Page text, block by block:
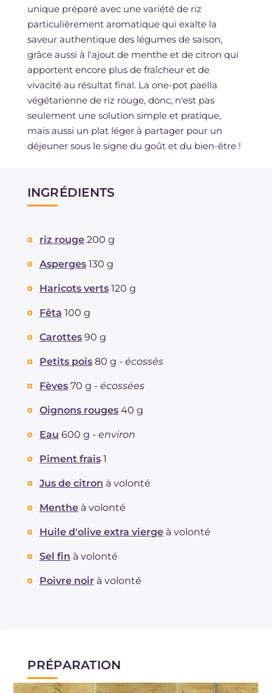
unique préparé avec une variété de riz
particulièrement aromatique qui exalte la
saveur authentique des légumes de saison,
grâce aussi à l'ajout de menthe et de citron qui
apportent encore plus de fraîcheur et de
vivacité au résultat final. La one-pot paella
végétarienne de riz rouge, donc, n'est pas
seulement une solution simple et pratique,
mais aussi un plat léger à partager pour un
déjeuner sous le signe du goût et du bien-être !
INGRÉDIENTS
riz rouge 200 g
Asperges 130 g
Haricots verts 120 g
Fêta 100 g
Carottes 90 g
Petits pois 80 g - écossés
Fèves 70 g - écossées
Oignons rouges 40 g
Eau 600 g - environ
Piment frais 1
Jus de citron à volonté
Menthe à volonté
Huile d'olive extra vierge à volonté
Sel fin à volonté
Poivre noir à volonté
PRÉPARATION